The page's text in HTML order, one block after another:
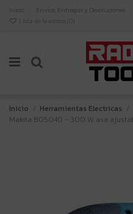
Inicio Envíos, Entregas y Devoluciones
Lista de favoritos ( 0)
Inicio Herramientas Electricas
Makita BO5040 - 300 W, asa